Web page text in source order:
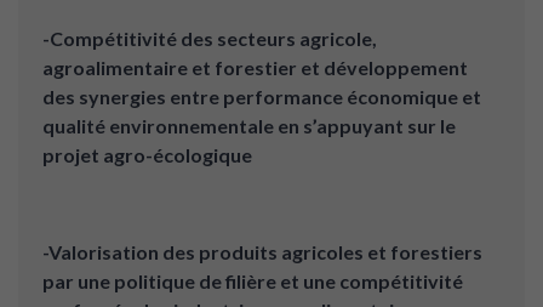
-Compétitivité des secteurs agricole,
agroalimentaire et forestier et développement
des synergies entre performance économique et
qualité environnementale en s’appuyant sur le
projet agro-écologique
-Valorisation des produits agricoles et forestiers
par une politique de filière et une compétitivité